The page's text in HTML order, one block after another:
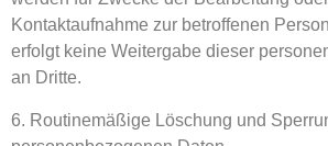
Kontaktaufnahme zur betroffenen
erfolgt keine Weitergabe dieser
an Dritte.
6. Routinemäßige Löschung und